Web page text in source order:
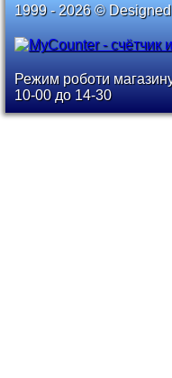
1999 - 2026 ©
Режим роботи
10-00 до 14-30